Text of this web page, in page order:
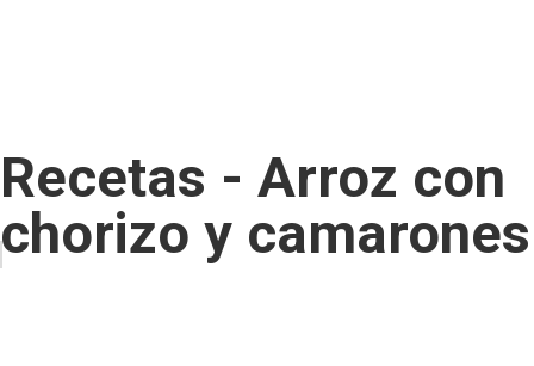
Recetas - Arroz con
chorizo y camarones